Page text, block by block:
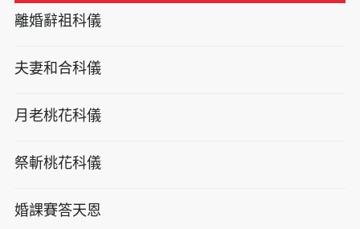
離婚辭祖科儀
夫妻和合科儀
月老桃花科儀
祭斬桃花科儀
婚課賽答天恩